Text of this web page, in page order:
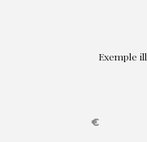
Exemple